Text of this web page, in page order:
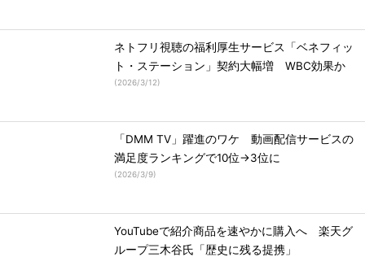
ネトフリ視聴の福利厚生サービス「ベネフィッ
ト・ステーション」契約大幅増 WBC効果か
(2026/3/12)
「DMM TV」躍進のワケ 動画配信サービスの
満足度ランキングで10位→3位に
(2026/3/9)
YouTubeで紹介商品を速やかに購入へ 楽天グ
ループ三木谷氏「歴史に残る提携」